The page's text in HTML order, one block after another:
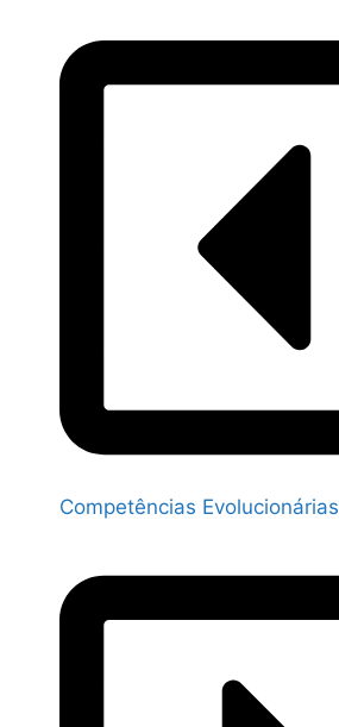
Competências Evolucionárias